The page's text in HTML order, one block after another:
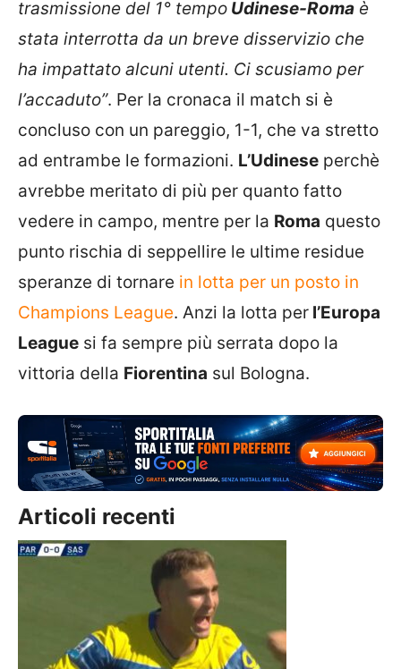
trasmissione del 1° tempo Udinese-Roma è
stata interrotta da un breve disservizio che
ha impattato alcuni utenti. Ci scusiamo per
l’accaduto”. Per la cronaca il match si è
concluso con un pareggio, 1-1, che va stretto
ad entrambe le formazioni. L’Udinese perchè
avrebbe meritato di più per quanto fatto
vedere in campo, mentre per la Roma questo
punto rischia di seppellire le ultime residue
speranze di tornare in lotta per un posto in
Champions League. Anzi la lotta per l’Europa
League si fa sempre più serrata dopo la
vittoria della Fiorentina sul Bologna.
Articoli recenti